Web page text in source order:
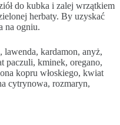
do kubka i zalej wrzątkiem
herbaty. By uzyskać
na ogniu.
lawenda, kardamon, anyż,
paczuli, kminek, oregano,
kopru włoskiego, kwiat
cytrynowa, rozmaryn,